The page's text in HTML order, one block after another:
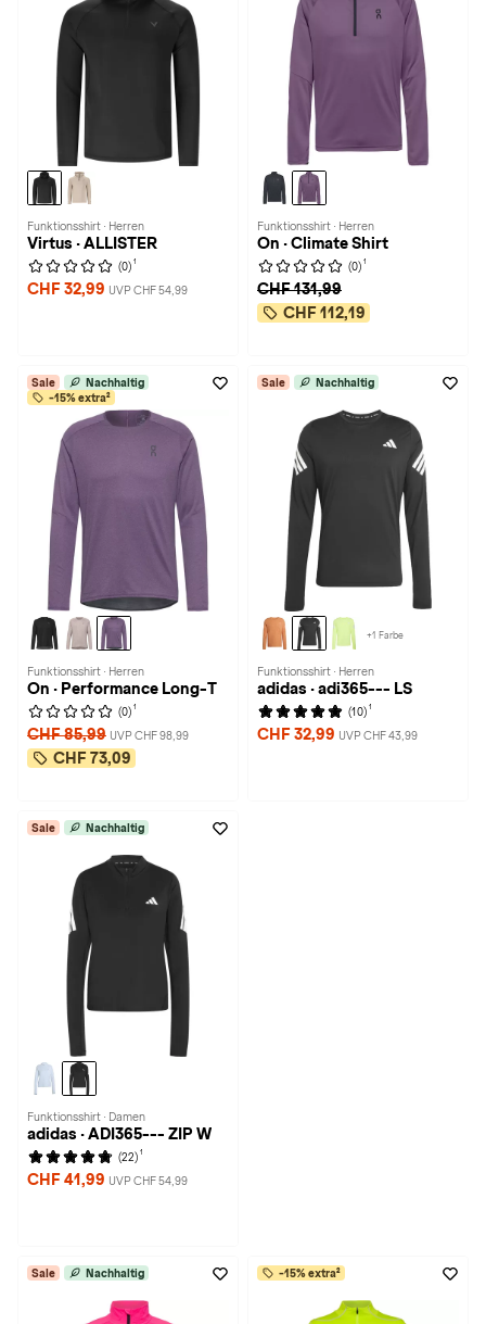
Funktionsshirt · Herren
Virtus · ALLISTER
(0) 1
CHF 32,99 UVP CHF 54,99
Funktionsshirt · Herren
On · Climate Shirt
(0) 1
CHF 131,99
CHF 112,19
Sale
Nachhaltig
-15% extra²
Funktionsshirt · Herren
On · Performance Long-T
(0) 1
CHF 85,99 UVP CHF 98,99
CHF 73,09
Sale Nachhaltig
+1 Farbe
Funktionsshirt · Herren
adidas · adi365--- LS
(10) 1
CHF 32,99 UVP CHF 43,99
Sale Nachhaltig
Funktionsshirt · Damen
adidas · ADI365--- ZIP W
(22) 1
CHF 41,99 UVP CHF 54,99
Sale Nachhaltig -15% extra²